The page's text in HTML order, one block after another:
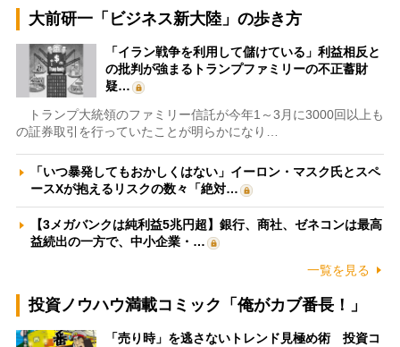
大前研一「ビジネス新大陸」の歩き方
「イラン戦争を利用して儲けている」利益相反と
の批判が強まるトランプファミリーの不正蓄財
疑…
トランプ大統領のファミリー信託が今年1～3月に3000回以上も
の証券取引を行っていたことが明らかになり…
「いつ暴発してもおかしくはない」イーロン・マスク氏とスペ
ースXが抱えるリスクの数々「絶対…
【3メガバンクは純利益5兆円超】銀行、商社、ゼネコンは最高
益続出の一方で、中小企業・…
一覧を見る
投資ノウハウ満載コミック「俺がカブ番長！」
「売り時」を逃さないトレンド見極め術 投資コ